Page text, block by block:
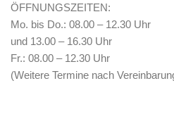
ÖFFNUNGSZEITEN:
Mo. bis Do.: 08.00 – 12.30 Uhr
und 13.00 – 16.30 Uhr
Fr.: 08.00 – 12.30 Uhr
(Weitere Termine nach